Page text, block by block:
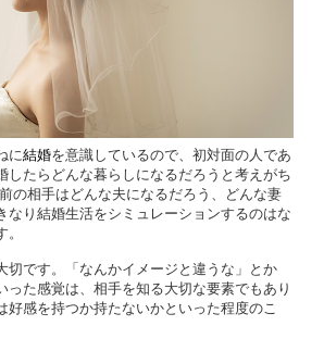
に結婚を意識しているので、初対面の人であ
したらどんな暮らしになるだろうと考えがち
の相手はどんな夫になるだろう、どんな妻
なり結婚生活をシミュレーションするのはな
切です。「なんかイメージと違うな」とか
った感覚は、相手を知る大切な要素でもあり
好感を持つか持たないかといった程度のこ